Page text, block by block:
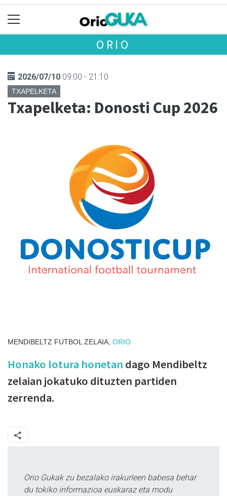
ORIO
2026/07/10 09:00 - 21:10
TXAPELKETA
Txapelketa: Donosti Cup 2026
MENDIBELTZ FUTBOL ZELAIA, ORIO
Honako lotura honetan dago Mendibeltz
zelaian jokatuko dituzten partiden
zerrenda.
Orio Gukak zu bezalako irakurleen babesa behar
du tokiko informazioa euskaraz eta modu